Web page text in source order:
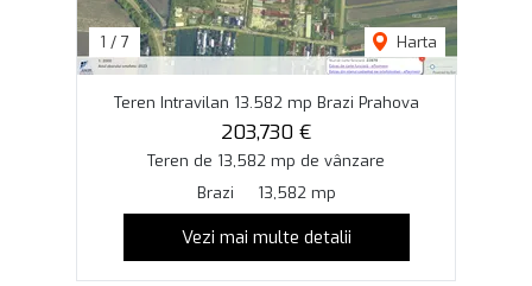
1 / 7 Harta
Teren Intravilan 13.582 mp Brazi Prahova
203,730 €
Teren de 13,582 mp de vânzare
Brazi
13,582 mp
Vezi mai multe detalii